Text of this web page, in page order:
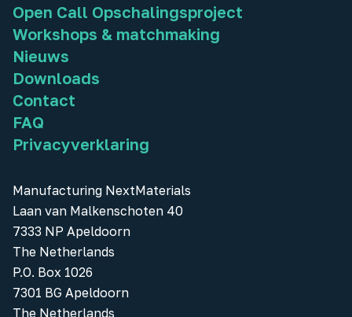
Open Call Opschalingsproject
Workshops & matchmaking
Nieuws
Downloads
Contact
FAQ
Privacyverklaring
Manufacturing NextMaterials
Laan van Malkenschoten 40
7333 NP Apeldoorn
The Netherlands
P.O. Box 1026
7301 BG Apeldoorn
The Netherlands